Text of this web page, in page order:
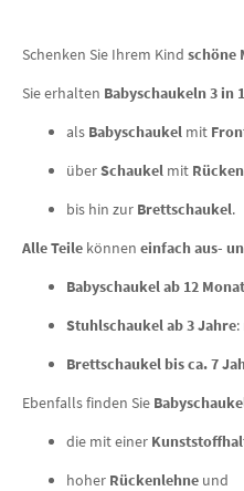
Schenken Sie Ihrem Kind schöne
Sie erhalten Babyschaukeln 3 in 1
als Babyschaukel mit
überSchaukel mit
bis hin zur Brettschaukel.
Alle Teilekönnen einfach aus-
Babyschaukel ab 12
Stuhlschaukel ab 3 Jahre:
Brettschaukel bis ca. 7
Ebenfalls finden Sie
die mit einer
hoher Rückenlehne und